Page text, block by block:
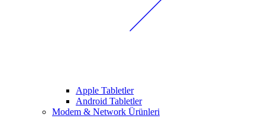
Apple Tabletler
Android Tabletler
Modem & Network Ürünleri